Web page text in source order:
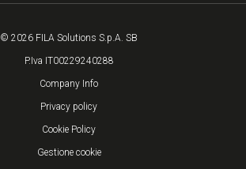
© 2026 FILA Solutions S.p.A. SB
P.Iva IT00229240288
Company Info
Privacy policy
Cookie Policy
Gestione cookie